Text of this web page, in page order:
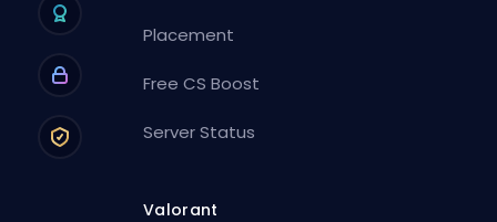
Placement
Free CS Boost
Server Status
Valorant